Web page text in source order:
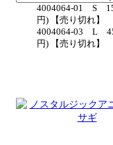
4004064-01 S
円) 【売り切れ】
4004064-03 L
円) 【売り切れ】